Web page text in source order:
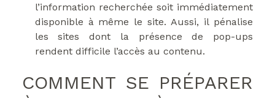
l’information recherchée soit immédiatement
disponible à même le site. Aussi, il pénalise
les sites dont la présence de pop-ups
rendent difficile l’accès au contenu.
COMMENT SE PRÉPARER